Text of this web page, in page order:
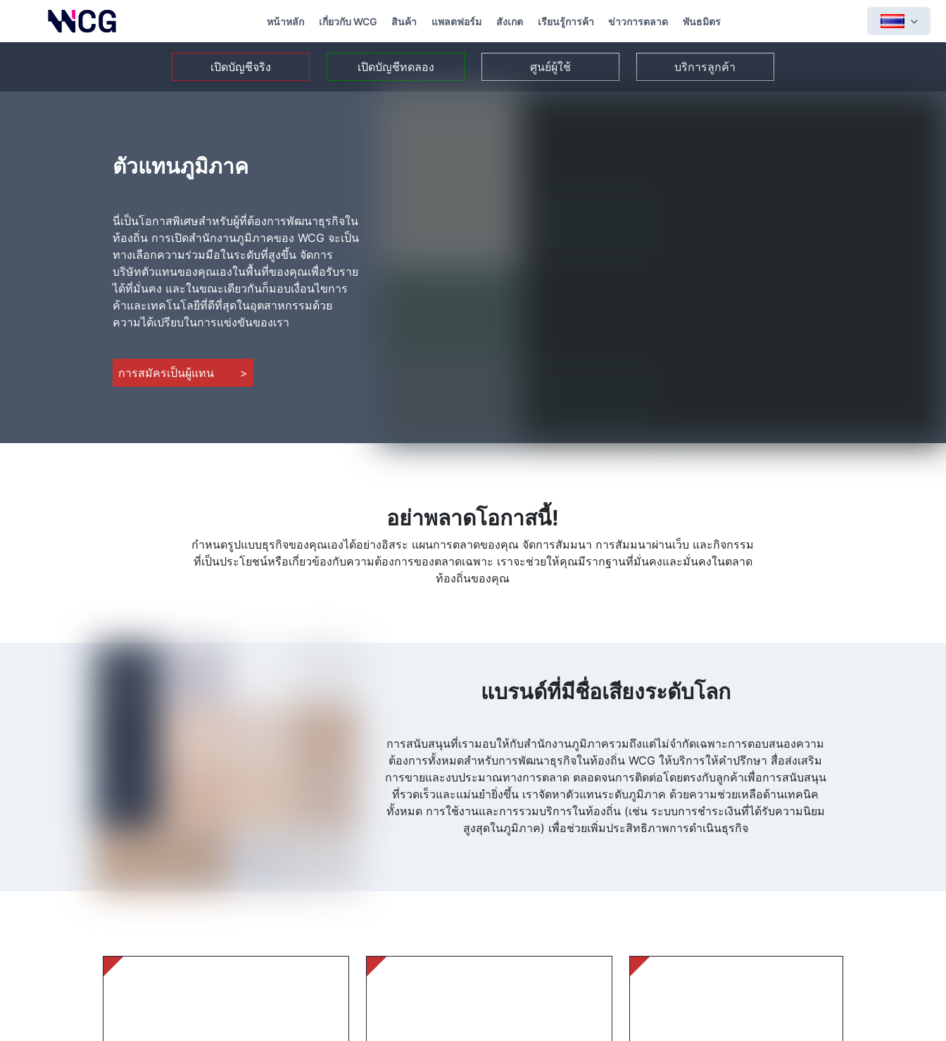
หน้าหลัก เกี่ยวกับ WCG สินค้า แพลตฟอร์ม สังเกต เรียนรู้การค้า ข่าวการตลาด พันธมิตร
เปิดบัญชีจริง เปิดบัญชีทดลอง ศูนย์ผู้ใช้ บริการลูกค้า
ตัวแทนภูมิภาค
นี่เป็นโอกาสพิเศษสำหรับผู้ที่ต้องการพัฒนาธุรกิจใน
ท้องถิ่น การเปิดสำนักงานภูมิภาคของ WCG จะเป็น
ทางเลือกความร่วมมือในระดับที่สูงขึ้น จัดการ
บริษัทตัวแทนของคุณเองในพื้นที่ของคุณเพื่อรับราย
ได้ที่มั่นคง และในขณะเดียวกันก็มอบเงื่อนไขการ
ค้าและเทคโนโลยีที่ดีที่สุดในอุตสาหกรรมด้วย
ความได้เปรียบในการแข่งขันของเรา
การสมัครเป็นผู้แทน >
อย่าพลาดโอกาสนี้!
กำหนดรูปแบบธุรกิจของคุณเองได้อย่างอิสระ แผนการตลาดของคุณ จัดการสัมมนา การสัมมนาผ่านเว็บ และกิจกรรม
ที่เป็นประโยชน์หรือเกี่ยวข้องกับความต้องการของตลาดเฉพาะ เราจะช่วยให้คุณมีรากฐานที่มั่นคงและมั่นคงในตลาด
ท้องถิ่นของคุณ
แบรนด์ที่มีชื่อเสียงระดับโลก
การสนับสนุนที่เรามอบให้กับสำนักงานภูมิภาครวมถึงแต่ไม่จำกัดเฉพาะการตอบสนองความ
ต้องการทั้งหมดสำหรับการพัฒนาธุรกิจในท้องถิ่น WCG ให้บริการให้คำปรึกษา สื่อส่งเสริม
การขายและงบประมาณทางการตลาด ตลอดจนการติดต่อโดยตรงกับลูกค้าเพื่อการสนับสนุน
ที่รวดเร็วและแม่นยำยิ่งขึ้น เราจัดหาตัวแทนระดับภูมิภาค ด้วยความช่วยเหลือด้านเทคนิค
ทั้งหมด การใช้งานและการรวมบริการในท้องถิ่น (เช่น ระบบการชำระเงินที่ได้รับความนิยม
สูงสุดในภูมิภาค) เพื่อช่วยเพิ่มประสิทธิภาพการดำเนินธุรกิจ